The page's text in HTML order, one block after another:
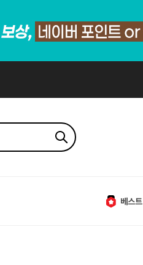
베스트